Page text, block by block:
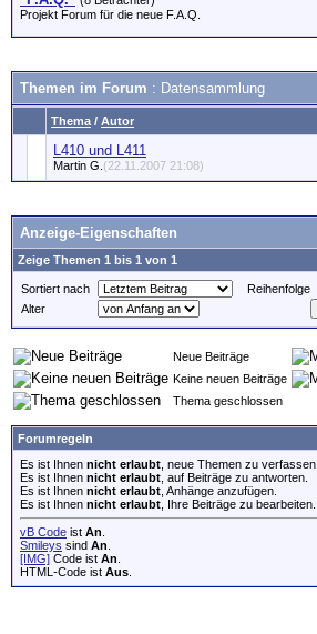
Projekt Forum für die neue F.A.Q.
Themen im Forum : Datensammlung
Thema / Autor
L410 und L411
Martin G. (22.11.2007 21:08)
Anzeige-Eigenschaften
Zeige Themen 1 bis 1 von 1
Sortiert nach
Reihenfolge
Alter
Neue Beiträge
Keine neuen Beiträge
Thema geschlossen
Forumregeln
Es ist Ihnen nicht erlaubt , neue Themen zu verfassen.
Es ist Ihnen nicht erlaubt , auf Beiträge zu antworten.
Es ist Ihnen nicht erlaubt , Anhänge anzufügen.
Es ist Ihnen nicht erlaubt , Ihre Beiträge zu bearbeiten.
vB Code ist An
Smileys sind An
[IMG] Code ist An
HTML-Code ist Aus